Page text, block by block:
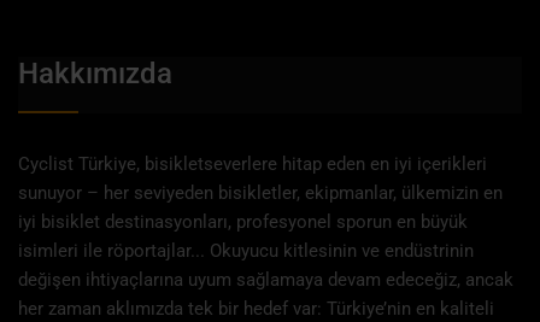
Hakkımızda
Cyclist Türkiye, bisikletseverlere hitap eden en iyi içerikleri
sunuyor – her seviyeden bisikletler, ekipmanlar, ülkemizin en
iyi bisiklet destinasyonları, profesyonel sporun en büyük
isimleri ile röportajlar... Okuyucu kitlesinin ve endüstrinin
değişen ihtiyaçlarına uyum sağlamaya devam edeceğiz, ancak
her zaman aklımızda tek bir hedef var: Türkiye’nin en kaliteli